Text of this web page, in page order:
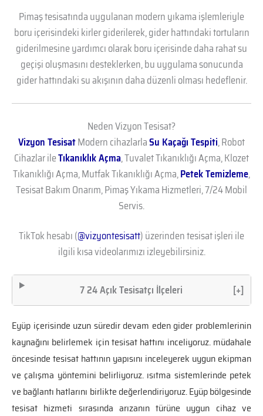
Pimaş tesisatında uygulanan modern yıkama işlemleriyle
boru içerisindeki kirler giderilerek, gider hattındaki tortuların
giderilmesine yardımcı olarak boru içerisinde daha rahat su
geçişi oluşmasını desteklerken, bu uygulama sonucunda
gider hattındaki su akışının daha düzenli olması hedeflenir.
Neden Vizyon Tesisat?
Vizyon TesisatModern cihazlarlaSu Kaçağı Tespiti, Robot
Cihazlar ileTıkanıklık Açma, Tuvalet Tıkanıklığı Açma, Klozet
Tıkanıklığı Açma, Mutfak Tıkanıklığı Açma,Petek Temizleme,
Tesisat Bakım Onarım, Pimaş Yıkama Hizmetleri, 7/24 Mobil
Servis.
TikTok hesabı (@vizyontesisatt) üzerinden tesisat işleri ile
ilgili kısa videolarımızı izleyebilirsiniz.
7 24 Açık Tesisatçı İlçeleri [+]
Eyüp içerisinde uzun süredir devam eden gider problemlerinin
kaynağını belirlemek için tesisat hattını inceliyoruz. müdahale
öncesinde tesisat hattının yapısını inceleyerek uygun ekipman
ve çalışma yöntemini belirliyoruz. ısıtma sistemlerinde petek
ve bağlantı hatlarını birlikte değerlendiriyoruz. Eyüp bölgesinde
tesisat hizmeti sırasında arızanın türüne uygun cihaz ve